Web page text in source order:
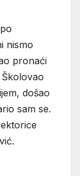
nismo
pronaći
došao
sam se.